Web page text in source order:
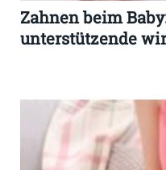
Zahnen beim
unterstützende